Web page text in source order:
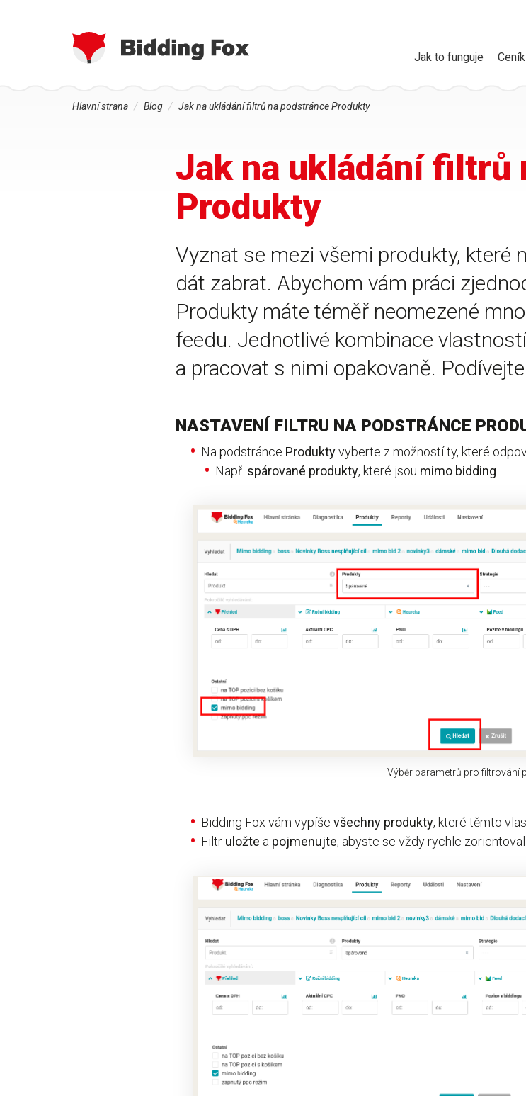
Jak to funguje Ceník
Jste
zde
Hlavní strana Blog Jak na ukládání filtrů na podstránce Produkty
Jak na ukládání filtrů
Produkty
Vyznat se mezi všemi produkty, které
dát zabrat. Abychom vám práci
Produkty máte téměř neomezené
feedu. Jednotlivé kombinace
a pracovat s nimi opakovaně.
NASTAVENÍ FILTRU NA PODSTRÁNCE
Na podstránce Produktyvyberte z možností ty, které
Např. spárované produkty, které jsou mimo bidding
Výběr parametrů pro filtrování
Bidding Fox vám vypíševšechny produkty, které těmto
Filtr uložte a pojmenujte, abyste se vždy rychle